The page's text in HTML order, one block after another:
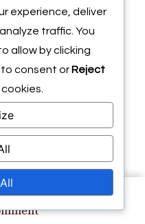
on
experience, deliver
traffic. You
allow by clicking
to consent or Reject